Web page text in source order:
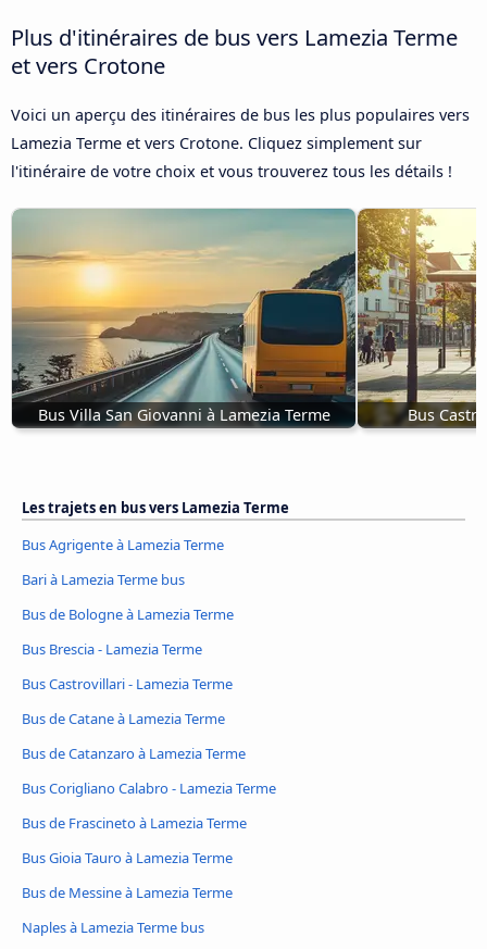
Plus d'itinéraires de bus vers Lamezia Terme
et vers Crotone
Voici un aperçu des itinéraires de bus les plus populaires vers
Lamezia Terme et vers Crotone. Cliquez simplement sur
l'itinéraire de votre choix et vous trouverez tous les détails !
Bus Villa San Giovanni à Lamezia Terme Bus
Les trajets en bus vers Lamezia Terme
Bus Agrigente à Lamezia Terme
Bari à Lamezia Terme bus
Bus de Bologne à Lamezia Terme
Bus Brescia - Lamezia Terme
Bus Castrovillari - Lamezia Terme
Bus de Catane à Lamezia Terme
Bus de Catanzaro à Lamezia Terme
Bus Corigliano Calabro - Lamezia Terme
Bus de Frascineto à Lamezia Terme
Bus Gioia Tauro à Lamezia Terme
Bus de Messine à Lamezia Terme
Naples à Lamezia Terme bus